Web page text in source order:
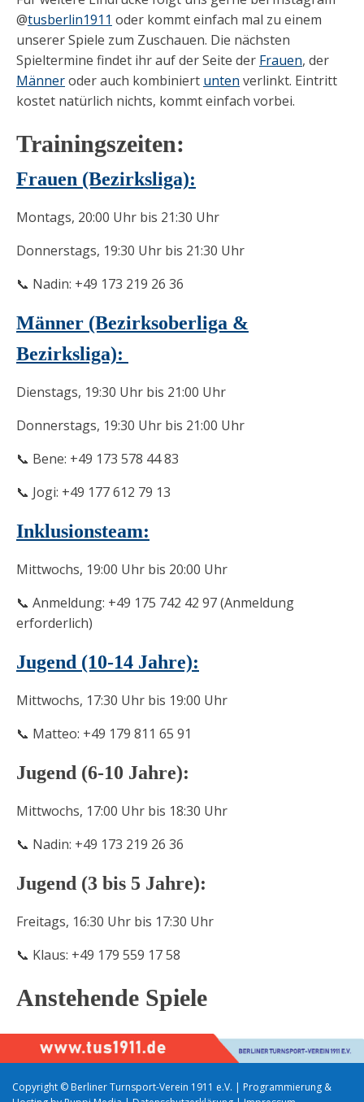
@tusberlin1911 oder kommt einfach mal zu einem
unserer Spiele zum Zuschauen. Die nächsten
Spieltermine findet ihr auf der Seite der Frauen, der
Männeroder auch kombiniert unten verlinkt. Eintritt
kostet natürlich nichts, kommt einfach vorbei.
Trainingszeiten:
Frauen (Bezirksliga):
Montags, 20:00 Uhr bis 21:30 Uhr
Donnerstags, 19:30 Uhr bis 21:30 Uhr
📞 Nadin: +49 173 219 26 36
Männer (Bezirksoberliga &
Bezirksliga):
Dienstags, 19:30 Uhr bis 21:00 Uhr
Donnerstags, 19:30 Uhr bis 21:00 Uhr
📞 Bene: +49 173 578 44 83
📞 Jogi: +49 177 612 79 13
Inklusionsteam:
Mittwochs, 19:00 Uhr bis 20:00 Uhr
📞 Anmeldung: +49 175 742 42 97 (Anmeldung
erforderlich)
Jugend (10-14 Jahre):
Mittwochs, 17:30 Uhr bis 19:00 Uhr
📞 Matteo: +49 179 811 65 91
Jugend (6-10 Jahre):
Mittwochs, 17:00 Uhr bis 18:30 Uhr
📞 Nadin: +49 173 219 26 36
Jugend (3 bis 5 Jahre):
Freitags, 16:30 Uhr bis 17:30 Uhr
📞 Klaus: +49 179 559 17 58
Anstehende Spiele
Copyright © Berliner Turnsport-Verein 1911 e.V. | Programmierung &